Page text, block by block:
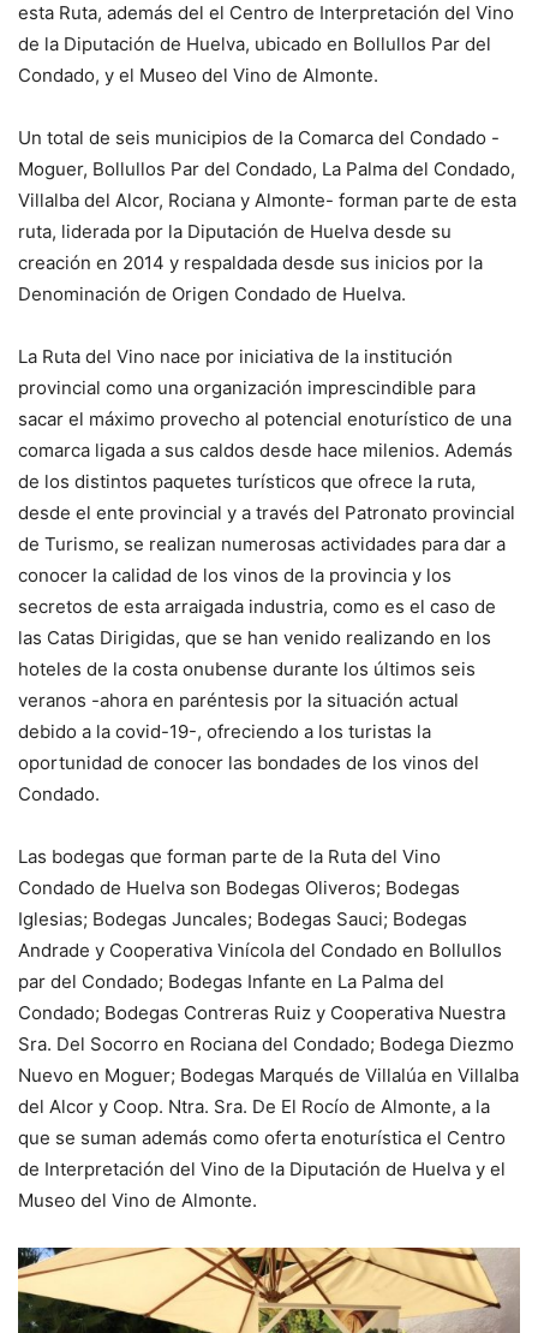
esta Ruta, además del el Centro de Interpretación del Vino
de la Diputación de Huelva, ubicado en Bollullos Par del
Condado, y el Museo del Vino de Almonte.
Un total de seis municipios de la Comarca del Condado -
Moguer, Bollullos Par del Condado, La Palma del Condado,
Villalba del Alcor, Rociana y Almonte- forman parte de esta
ruta, liderada por la Diputación de Huelva desde su
creación en 2014 y respaldada desde sus inicios por la
Denominación de Origen Condado de Huelva.
La Ruta del Vino nace por iniciativa de la institución
provincial como una organización imprescindible para
sacar el máximo provecho al potencial enoturístico de una
comarca ligada a sus caldos desde hace milenios. Además
de los distintos paquetes turísticos que ofrece la ruta,
desde el ente provincial y a través del Patronato provincial
de Turismo, se realizan numerosas actividades para dar a
conocer la calidad de los vinos de la provincia y los
secretos de esta arraigada industria, como es el caso de
las Catas Dirigidas, que se han venido realizando en los
hoteles de la costa onubense durante los últimos seis
veranos -ahora en paréntesis por la situación actual
debido a la covid-19-, ofreciendo a los turistas la
oportunidad de conocer las bondades de los vinos del
Condado.
Las bodegas que forman parte de la Ruta del Vino
Condado de Huelva son Bodegas Oliveros; Bodegas
Iglesias; Bodegas Juncales; Bodegas Sauci; Bodegas
Andrade y Cooperativa Vinícola del Condado en Bollullos
par del Condado; Bodegas Infante en La Palma del
Condado; Bodegas Contreras Ruiz y Cooperativa Nuestra
Sra. Del Socorro en Rociana del Condado; Bodega Diezmo
Nuevo en Moguer; Bodegas Marqués de Villalúa en Villalba
del Alcor y Coop. Ntra. Sra. De El Rocío de Almonte, a la
que se suman además como oferta enoturística el Centro
de Interpretación del Vino de la Diputación de Huelva y el
Museo del Vino de Almonte.